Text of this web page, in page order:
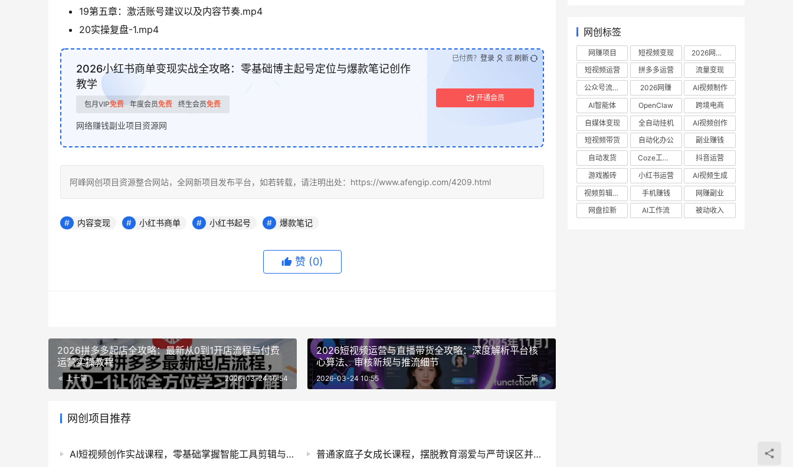
19第五章：激活账号建议以及内容节奏.mp4
20实操复盘-1.mp4
2026小红书商单变现实战全攻略：零基础博主起号定位与爆款笔记创作
教学
包月VIP免费 年度会员免费 终生会员免费
网络赚钱副业项目资源网
开通会员
已付费？ 登录 或 刷新
阿峰网创项目资源整合网站，全网新项目发布平台，如若转载，请注明出处：https://www.afengip.com/4209.html
内容变现 小红书商单 小红书起号 爆款笔记
赞 (0)
2026拼多多起店全攻略：最新从0到1开店流程与付费
运营实操教程
上一篇 2026-03-24 10:54
2026短视频运营与直播带货全攻略：深度解析平台核
心算法、审核新规与推流细节
下一篇
2026-03-24 10:55
网创项目推荐
AI短视频创作实战课程，零基础掌握智能工具剪辑与短剧口播视频制作技巧 普通家庭子女成长课程，摆脱教育溺爱与严苛误区并引导孩子社会化健康成长
网创标签
网赚项目 短视频变现
2026网赚项目
短视频运营
拼多多运营
流量变现
公众号流量主
2026网赚
AI视频制作
AI智能体
OpenClaw
跨境电商
自媒体变现
全自动挂机
AI视频创作
短视频带货
自动化办公
副业赚钱
自动发货
Coze工作流
抖音运营
游戏搬砖
小红书运营
AI视频生成
视频剪辑教程
手机赚钱
网赚副业
网盘拉新
AI工作流 被动收入